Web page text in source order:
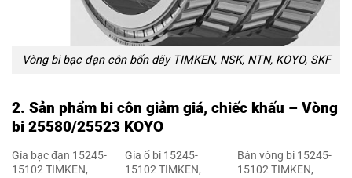
Vòng bi bạc đạn côn bốn dãy TIMKEN, NSK, NTN, KOYO, SKF
2. Sản phẩm bi côn giảm giá, chiếc khấu – Vòng
bi 25580/25523 KOYO
Gía bạc đạn 15245-
15102 TIMKEN,
Gía ổ bi 15245-
15102 TIMKEN,
Bán vòng bi 15245-
15102 TIMKEN,